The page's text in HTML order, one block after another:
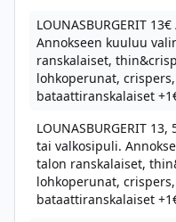
LOUNASBURGERIT
Annokseen kuuluu
ranskalaiset,
lohkoperunat,
bataattiranskalaiset
LOUNASBURGERIT
tai valkosipuli.
talon ranskalaiset,
lohkoperunat,
bataattiranskalaiset